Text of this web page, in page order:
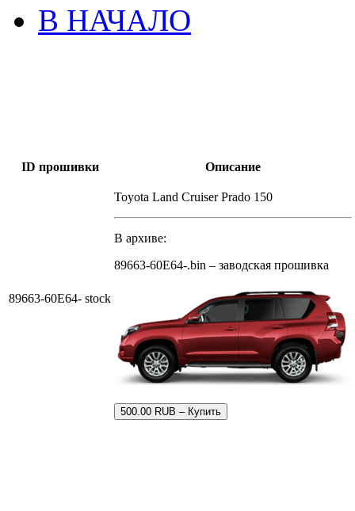
В НАЧАЛО
ID прошивки Описание
89663-60E64- stock
Toyota Land Cruiser Prado 150
В архиве:
89663-60E64-.bin – заводская прошивка
500.00 RUB – Купить